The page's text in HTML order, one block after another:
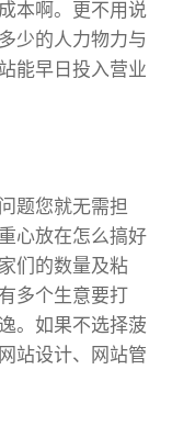
本啊。更不用说
少的人力物力与
能早日投入营业
题您就无需担
心放在怎么搞好
们的数量及粘
多个生意要打
。如果不选择菠
站设计、网站管